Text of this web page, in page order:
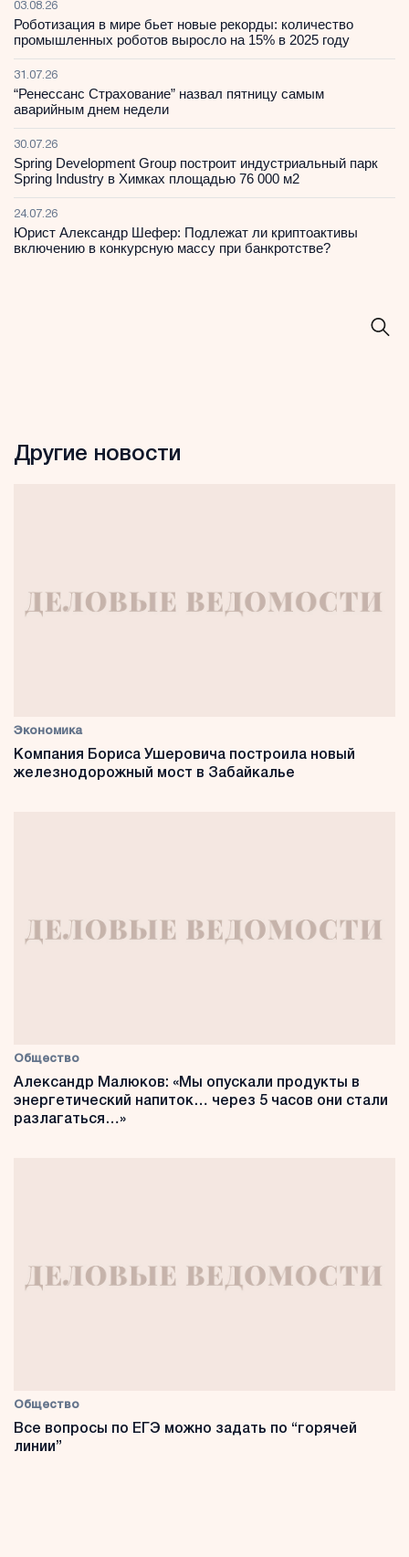
03.08.26
Роботизация в мире бьет новые рекорды: количество
промышленных роботов выросло на 15% в 2025 году
31.07.26
“Ренессанс Страхование” назвал пятницу самым
аварийным днем недели
30.07.26
Spring Development Group построит индустриальный парк
Spring Industry в Химках площадью 76 000 м2
24.07.26
Юрист Александр Шефер: Подлежат ли криптоактивы
включению в конкурсную массу при банкротстве?
Другие новости
Экономика
Компания Бориса Ушеровича построила новый
железнодорожный мост в Забайкалье
Общество
Александр Малюков: «Мы опускали продукты в
энергетический напиток… через 5 часов они стали
разлагаться…»
Общество
Все вопросы по ЕГЭ можно задать по “горячей
линии”